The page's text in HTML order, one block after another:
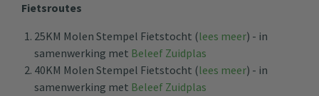
Fietsroutes
25KM Molen Stempel Fietstocht (lees meer) - in
samenwerking met Beleef Zuidplas
40KM Molen Stempel Fietstocht (lees meer) - in
samenwerking met Beleef Zuidplas